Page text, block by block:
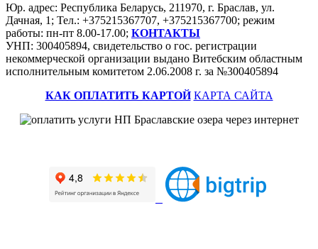
Юр. адрес: Республика Беларусь, 211970, г. Браслав, ул.
Дачная, 1; Тел.: +375215367707, +375215367700; режим
работы: пн-пт 8.00-17.00; КОНТАКТЫ
УНП: 300405894, свидетельство о гос. регистрации
некоммерческой организации выдано Витебским областным
исполнительным комитетом 2.06.2008 г. за №300405894
КАК ОПЛАТИТЬ КАРТОЙ КАРТА САЙТА